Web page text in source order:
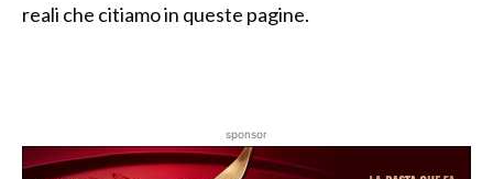
reali che citiamo in queste pagine.
sponsor